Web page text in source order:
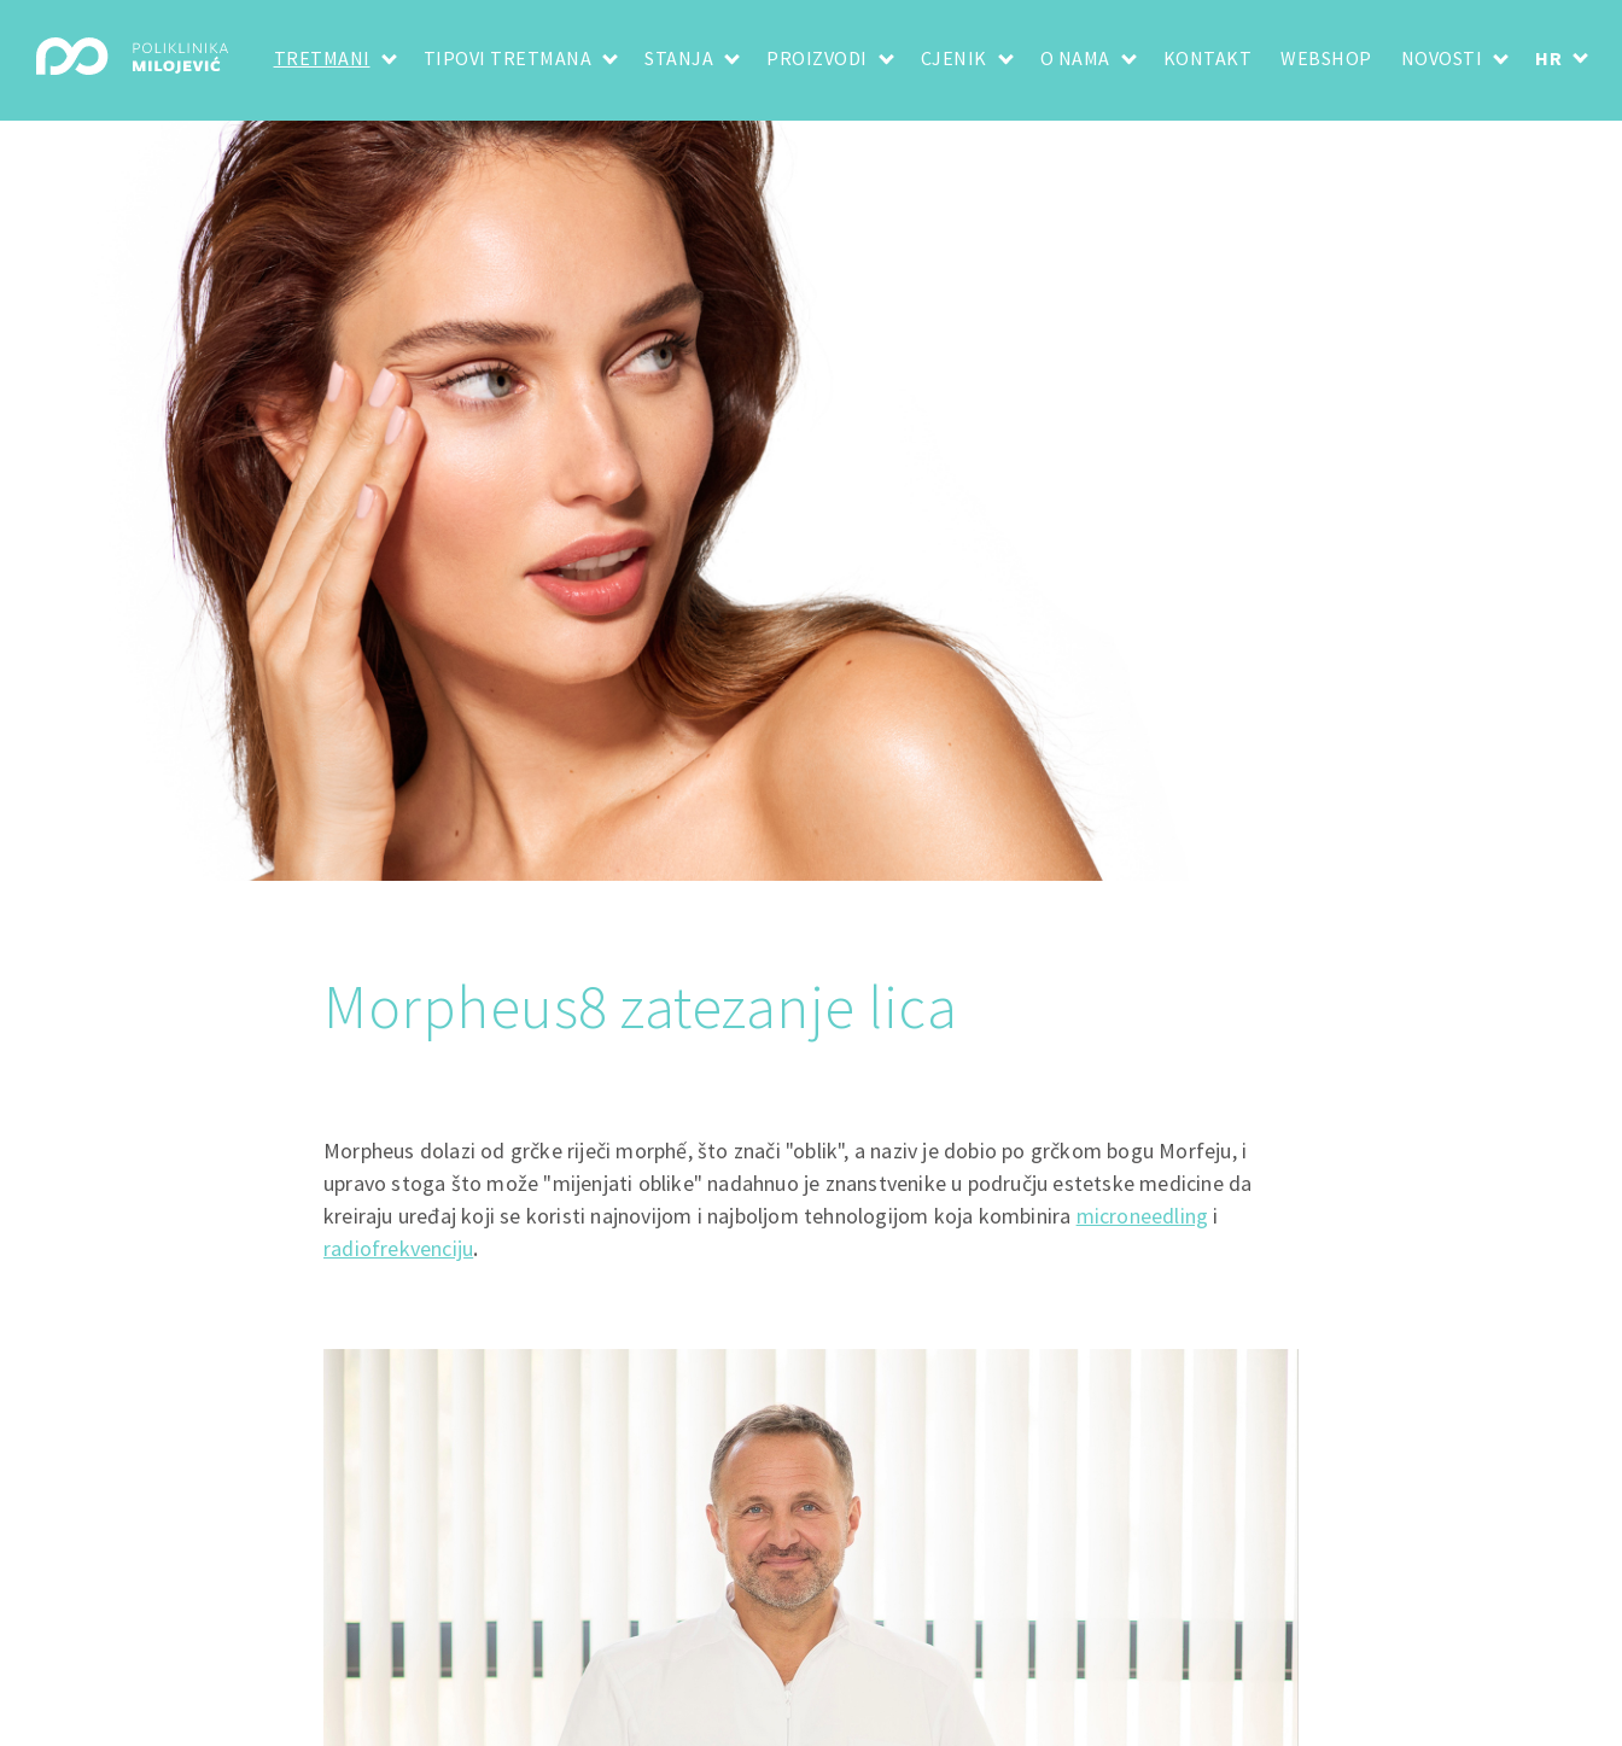
TRETMANI TIPOVI TRETMANA STANJA PROIZVODI CJENIK O NAMA KONTAKT WEBSHOP NOVOSTI HR
Morpheus8 zatezanje lica
Morpheus dolazi od grčke riječi morphế, što znači "oblik", a naziv je dobio po grčkom bogu Morfeju, i
upravo stoga što može "mijenjati oblike" nadahnuo je znanstvenike u području estetske medicine da
kreiraju uređaj koji se koristi najnovijom i najboljom tehnologijom koja kombinira microneedling i
radiofrekvenciju.